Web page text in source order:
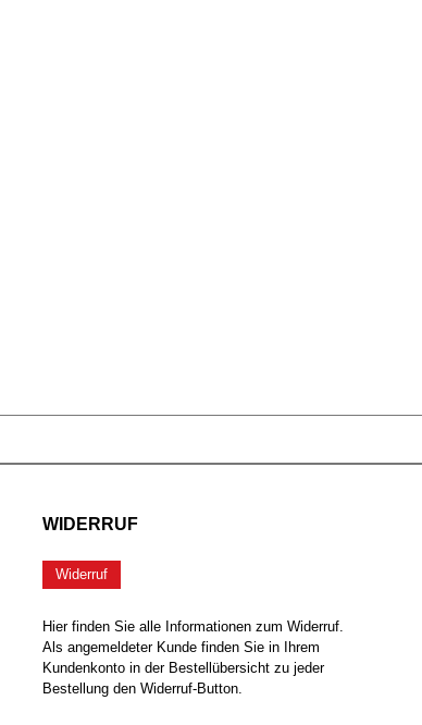
WIDERRUF
Widerruf
Hier finden Sie alle Informationen zum Widerruf.
Als angemeldeter Kunde finden Sie in Ihrem
Kundenkonto in der Bestellübersicht zu jeder
Bestellung den Widerruf-Button.